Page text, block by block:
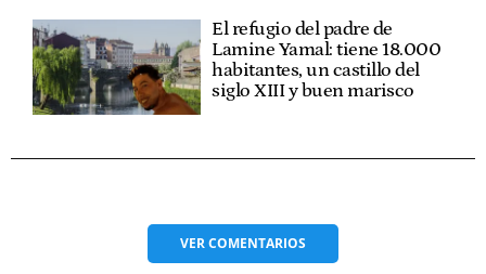
El refugio del padre de
Lamine Yamal: tiene 18.000
habitantes, un castillo del
siglo XIII y buen marisco
VERCOMENTARIOS